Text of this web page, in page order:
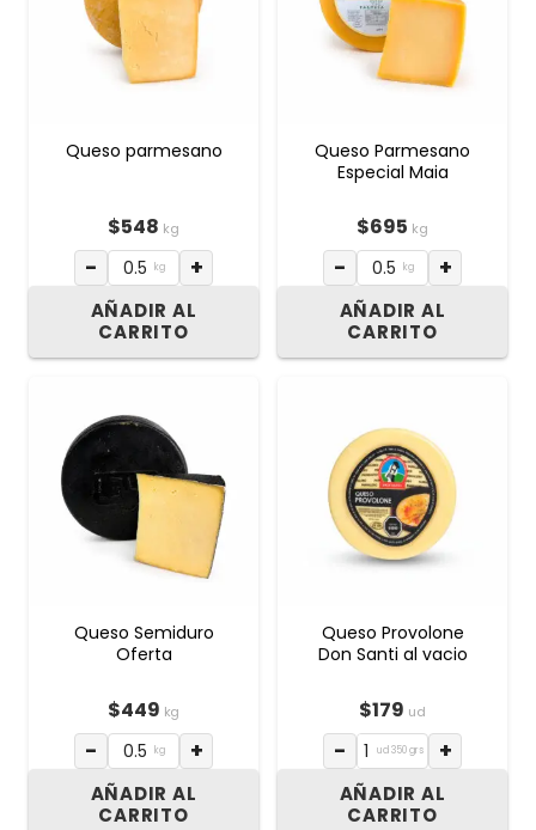
Queso parmesano
$548 kg
− kg +
AÑADIR AL
CARRITO
Queso Parmesano
Especial Maia
$695 kg
− kg +
AÑADIR AL
CARRITO
Queso Semiduro
Oferta
$449 kg
− kg +
AÑADIR AL
CARRITO
Queso Provolone
Don Santi al vacio
$179 ud
− ud 350 grs +
AÑADIR AL
CARRITO